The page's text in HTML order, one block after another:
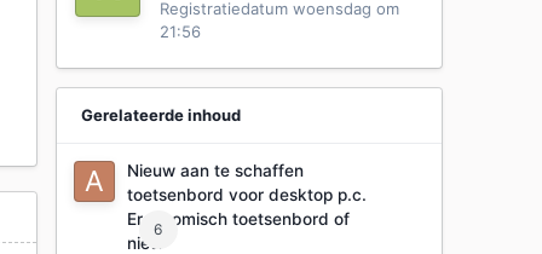
Registratiedatum woensdag om
21:56
Gerelateerde inhoud
6
Nieuw aan te schaffen
toetsenbord voor desktop p.c.
Ergonomisch toetsenbord of
niet?